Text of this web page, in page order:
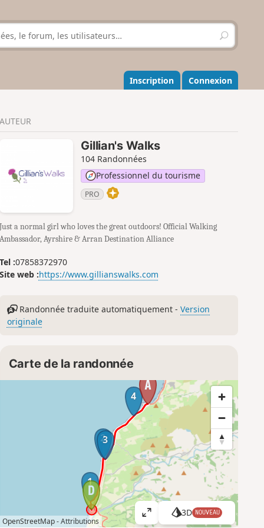
R
e
h
e
r
r
Inscription Connexion
AUTEUR
Gillian's Walks
104 Randonnées
Professionnel du tourisme
PRO
Just a normal girl who loves the great outdoors! Official Walking
Ambassador, Ayrshire & Arran Destination Alliance
Tel :07858372970
Site web :https://www.gillianswalks.com
Randonnée traduite automatiquement -Version
originale
Carte de la randonnée
1
23
4
OpenStreetMap -Attributions
A
3D NOUVEAU